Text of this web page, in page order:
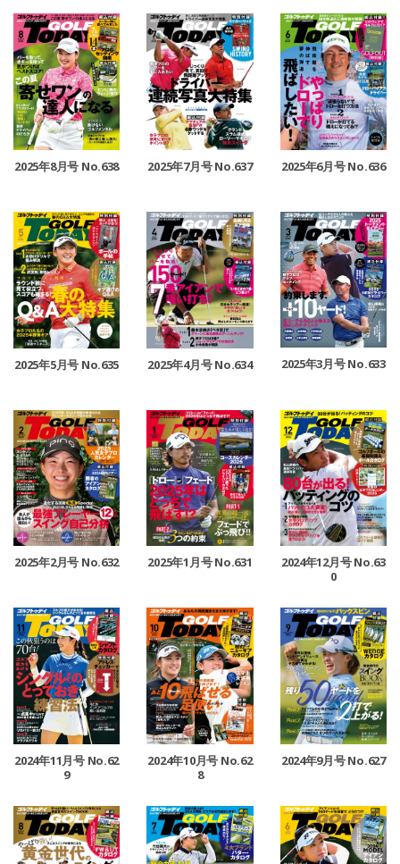
2025年8月号 No.638 2025年7月号 No.637 2025年6月号 No.636
2025年5月号 No.635 2025年4月号 No.634 2025年3月号 No.633
2025年2月号 No.632 2025年1月号 No.631
2024年12月号 No.63
0
2024年11月号 No.62
9
2024年10月号 No.62
8
2024年9月号 No.627